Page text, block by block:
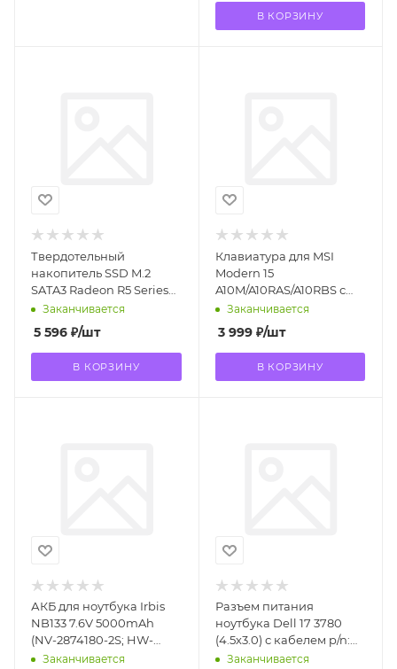
В КОРЗИНУ
Твердотельный
накопитель SSD M.2
SATA3 Radeon R5 Series
120Gb (R5M120G8)
Заканчивается
5 596 ₽/шт
В КОРЗИНУ
Клавиатура для MSI
Modern 15
A10M/A10RAS/A10RBS с
подсветкой
Заканчивается
3 999₽/шт
В КОРЗИНУ
АКБ для ноутбука Irbis
NB133 7.6V 5000mAh
(NV-2874180-2S; HW-
348726)
Заканчивается
Разъем питания
ноутбука Dell 17 3780
(4.5х3.0) с кабелем p/n:
06JTV6
Заканчивается